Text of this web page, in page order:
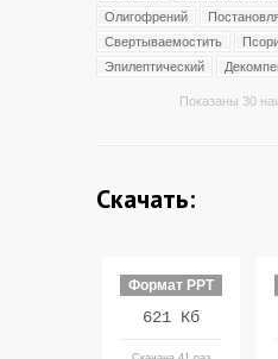
Олигофрений
Свертываемостить
Эпилептический
Показаны 30
Скачать:
Формат PPT
621 Кб